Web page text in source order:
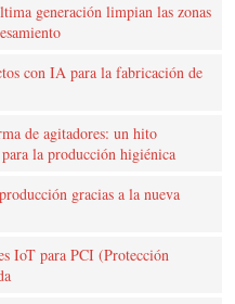
generación limpian las zonas
con IA para la fabricación de
de agitadores: un hito
la producción higiénica
gracias a la nueva
IoT para PCI (Protección